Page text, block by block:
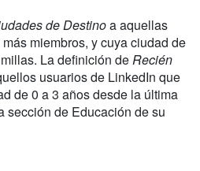
de Destinoa aquellas
miembros, y cuya ciudad de
La definición de Recién
usuarios de LinkedIn que
de 0 a 3 años desde la última
sección de Educación de su